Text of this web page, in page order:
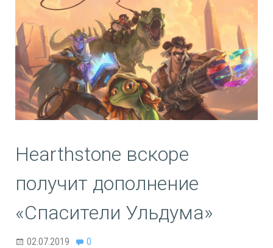
Hearthstone вскоре
получит дополнение
«Спасители Ульдума»
02.07.2019 0